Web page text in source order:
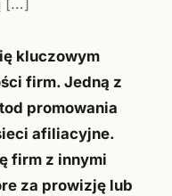
[…]
kluczowym
firm. Jedną z
promowania
afiliacyjne.
firm z innymi
za prowizję lub